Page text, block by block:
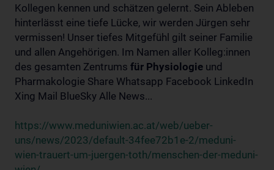
Kollegen kennen und schätzen gelernt. Sein Ableben
hinterlässt eine tiefe Lücke, wir werden Jürgen sehr
vermissen! Unser tiefes Mitgefühl gilt seiner Familie
und allen Angehörigen. Im Namen aller Kolleg:innen
des gesamten Zentrums für Physiologie und
Pharmakologie Share Whatsapp Facebook LinkedIn
Xing Mail BlueSky Alle News...
https://www.meduniwien.ac.at/web/ueber-
uns/news/2023/default-34fee72b1e-2/meduni-
wien-trauert-um-juergen-toth/menschen-der-meduni-